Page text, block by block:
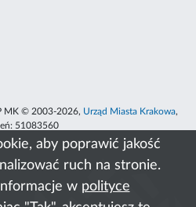
aby poprawić jakość
ruch na stronie.
w polityce
MK © 2003-2026, Urząd Miasta Krakowa,
51083560